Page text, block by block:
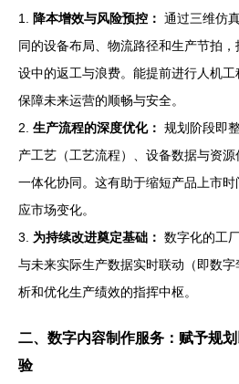
1. 降本增效与风险预控： 通过三维仿
同的设备布局、物流路径和生产节拍
设中的返工与浪费。能提前进行人机工
保障未来运营的顺畅与安全。
2. 生产流程的深度优化： 规划阶段即
产工艺（工艺流程）、设备数据与资
一体化协同。这有助于缩短产品上市
应市场变化。
3. 为持续改进奠定基础： 数字化的工
与未来实际生产数据实时联动（即数
析和优化生产绩效的指挥中枢。
二、数字内容制作服务：赋予规
验